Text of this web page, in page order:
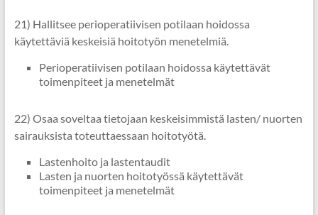
21) Hallitsee perioperatiivisen potilaan hoidossa
käytettäviä keskeisiä hoitotyön menetelmiä.
Perioperatiivisen potilaan hoidossa käytettävät
toimenpiteet ja menetelmät
22) Osaa soveltaa tietojaan keskeisimmistä lasten/ nuorten
sairauksista toteuttaessaan hoitotyötä.
Lastenhoito ja lastentaudit
Lasten ja nuorten hoitotyössä käytettävät
toimenpiteet ja menetelmät